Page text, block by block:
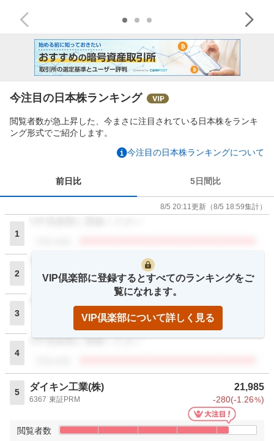
今注目の日本株ランキング
閲覧者数が急上昇した、今まさに注目されている日本株をランキ
ング形式でご紹介します。
今注目の日本株ランキングについて
前日比 5日間比
8/5 20:11 更新 （8/5 18:59集計）
1
2
VIP倶楽部に登録ください
閲覧者数
3
4
VIP倶楽部に登録ください
5
ダイキン工業(株) 21,985
6367 東証PRM -280(-1.26%)
閲覧者数
VIP倶楽部に登録するとすべてのランキングをご
覧になれます。
VIP倶楽部について詳しく見る